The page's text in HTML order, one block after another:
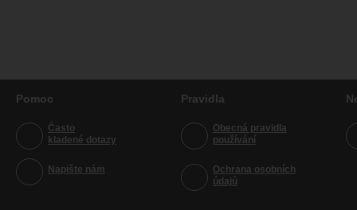
Pomoc
Často
kladené dotazy
Napište nám
Pravidla
Obecná pravidla
používání
Ochrana osobních
údajů